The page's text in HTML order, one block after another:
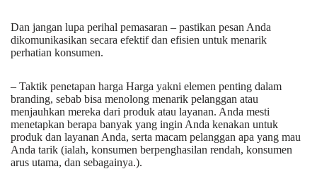
Dan jangan lupa perihal pemasaran – pastikan pesan Anda
dikomunikasikan secara efektif dan efisien untuk menarik
perhatian konsumen.
– Taktik penetapan harga Harga yakni elemen penting dalam
branding, sebab bisa menolong menarik pelanggan atau
menjauhkan mereka dari produk atau layanan. Anda mesti
menetapkan berapa banyak yang ingin Anda kenakan untuk
produk dan layanan Anda, serta macam pelanggan apa yang mau
Anda tarik (ialah, konsumen berpenghasilan rendah, konsumen
arus utama, dan sebagainya.).